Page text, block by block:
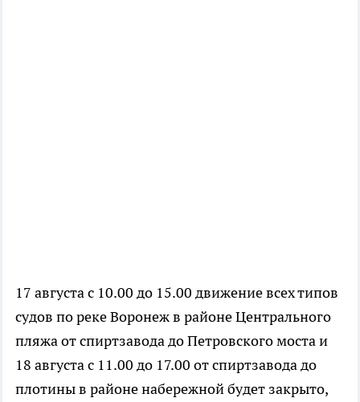
17 августа с 10.00 до 15.00 движение всех типов
судов по реке Воронеж в районе Центрального
пляжа от спиртзавода до Петровского моста и
18 августа с 11.00 до 17.00 от спиртзавода до
плотины в районе набережной будет закрыто,